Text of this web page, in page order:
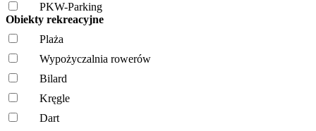
PKW-Parking
Obiekty rekreacyjne
Plaża
Wypożyczalnia rowerów
Bilard
Kręgle
Dart